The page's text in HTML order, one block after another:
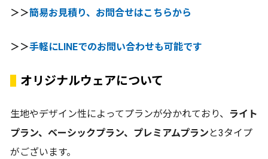
＞＞簡易お見積り、お問合せはこちらから
＞＞手軽にLINEでのお問い合わせも可能です
オリジナルウェアについて
生地やデザイン性によってプランが分かれており、
ライト
プラン、ベーシックプラン、プレミアムプラン と3タイプ
がございます。